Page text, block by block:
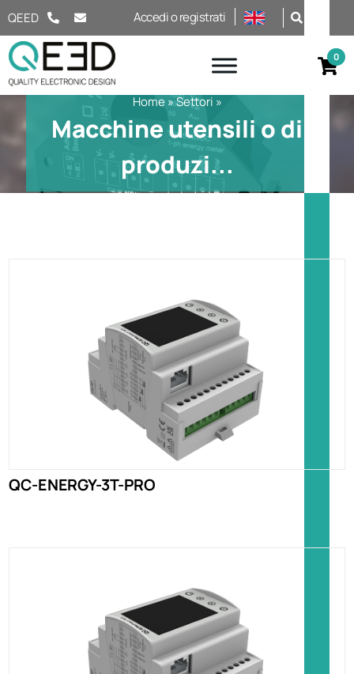
QEED Accedi o registrati
Home »Settori »
Macchine utensili o di
produzi...
QC-ENERGY-3T-PRO